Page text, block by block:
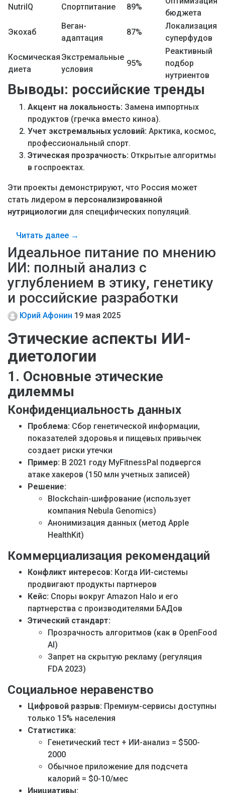
NutriIQ
Спортпитание 89%
бюджета
Экохаб
Веган-
адаптация
87%
Локализация
суперфудов
Космическая
диета
Экстремальные
условия
95%
Реактивный
подбор
нутриентов
Выводы: российские тренды
Акцент на локальность: Замена импортных
продуктов (гречка вместо киноа).
Учет экстремальных условий: Арктика, космос,
профессиональный спорт.
Этическая прозрачность: Открытые алгоритмы
в госпроектах.
Эти проекты демонстрируют, что Россия может
стать лидером в персонализированной
нутрициологии для специфических популяций.
Читать далее →
Идеальное питание по мнению
ИИ: полный анализ с
углублением в этику, генетику
и российские разработки
Юрий Афонин 19 мая 2025
Этические аспекты ИИ-
диетологии
1. Основные этические
дилеммы
Конфиденциальность данных
Проблема: Сбор генетической информации,
показателей здоровья и пищевых привычек
создает риски утечки
Пример: В 2021 году MyFitnessPal подвергся
атаке хакеров (150 млн учетных записей)
Решение:
Blockchain-шифрование (использует
компания Nebula Genomics)
Анонимизация данных (метод Apple
HealthKit)
Коммерциализация рекомендаций
Конфликт интересов: Когда ИИ-системы
продвигают продукты партнеров
Кейс: Споры вокруг Amazon Halo и его
партнерства с производителями БАДов
Этический стандарт:
Прозрачность алгоритмов (как в OpenFood
AI)
Запрет на скрытую рекламу (регуляция
FDA 2023)
Социальное неравенство
Цифровой разрыв: Премиум-сервисы доступны
только 15% населения
Статистика:
Генетический тест + ИИ-анализ = $500-
2000
Обычное приложение для подсчета
калорий = $0-10/мес
Инициативы: